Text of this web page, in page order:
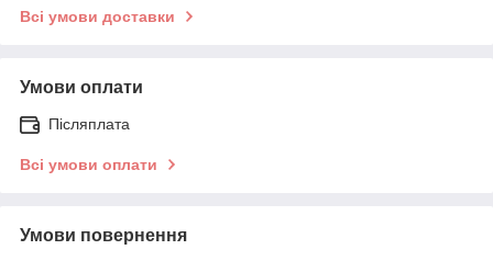
Всі умови доставки
Умови оплати
Післяплата
Всі умови оплати
Умови повернення